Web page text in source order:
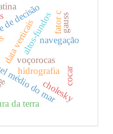
data verticaisdo mar
voçorocas
decisão
da terra
hidrografia
altos-fundosnavegação
cocar
fator cgauss
cholesky